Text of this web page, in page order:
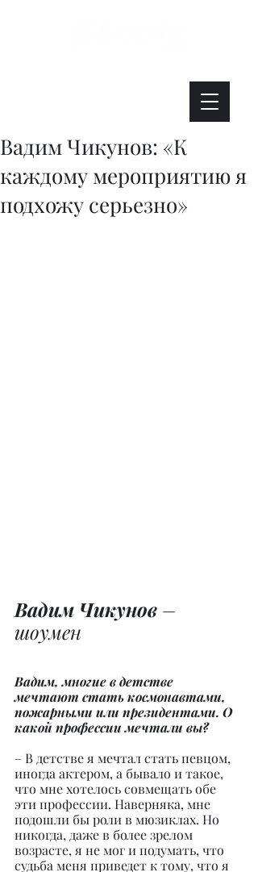
Вадим Чикунов: «К
каждому мероприятию я
подхожу серьезно»
Вадим Чикунов –
шоумен
Вадим, многие в детстве
мечтают стать космонавтами,
пожарными или президентами. О
какой профессии мечтали вы?
– В детстве я мечтал стать певцом,
иногда актером, а бывало и такое,
что мне хотелось совмещать обе
эти профессии. Наверняка, мне
подошли бы роли в мюзиклах. Но
никогда, даже в более зрелом
возрасте, я не мог и подумать, что
судьба меня приведет к тому, что я